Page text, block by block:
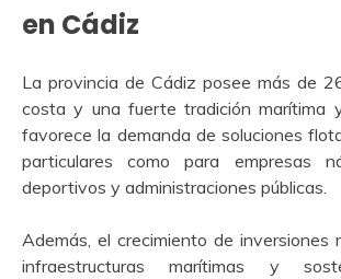
en Cádiz
La provincia de Cádiz posee más de
costa y una fuerte tradición marítima
favorece la demanda de soluciones
particulares como para empresas
deportivos y administraciones públicas.
Además, el crecimiento de inversiones
infraestructuras marítimas y